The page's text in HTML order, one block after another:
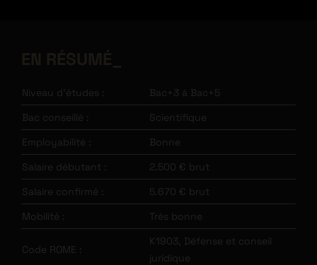
Niveau d’études :
Bac+3 à Bac+5
Bac conseillé :
Scientifique
Employabilité :
Bonne
Salaire débutant :
2.500 € brut
Salaire confirmé :
5.670 € brut
Mobilité :
Très bonne
Code ROME :
K1903, Défense et conseil
juridique